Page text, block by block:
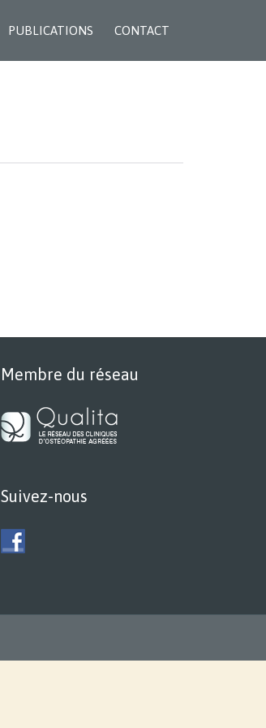
content
PUBLICATIONS CONTACT
Membre du réseau
Suivez-nous